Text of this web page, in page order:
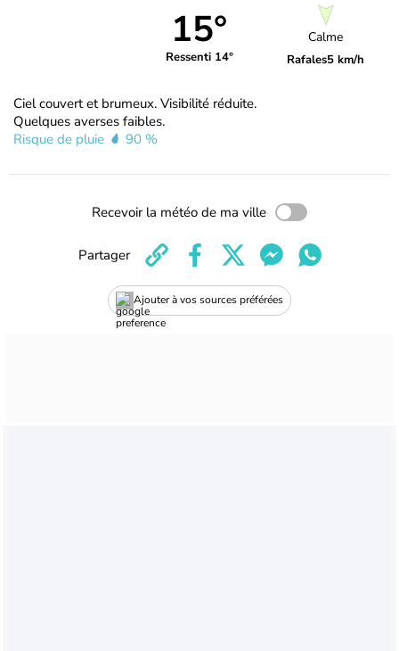
15°
Ressenti 14°
Calme
Rafales5 km/h
Ciel couvert et brumeux. Visibilité réduite.
Quelques averses faibles.
Risque de pluie
90 %
Recevoir la météo de ma ville
Ajouter à vos sources préférées
Partager